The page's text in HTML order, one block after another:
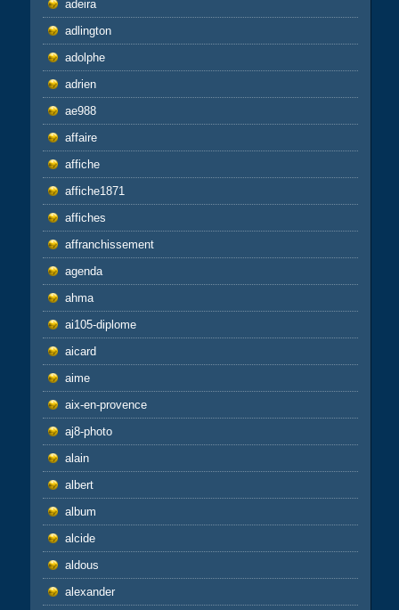
adeira
adlington
adolphe
adrien
ae988
affaire
affiche
affiche1871
affiches
affranchissement
agenda
ahma
ai105-diplome
aicard
aime
aix-en-provence
aj8-photo
alain
albert
album
alcide
aldous
alexander